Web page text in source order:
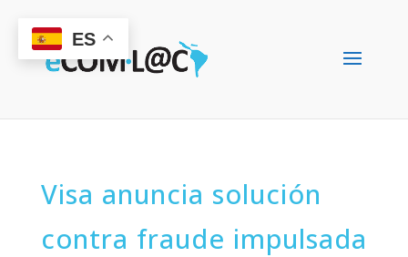
Visa anuncia solución
contra fraude impulsada
ES